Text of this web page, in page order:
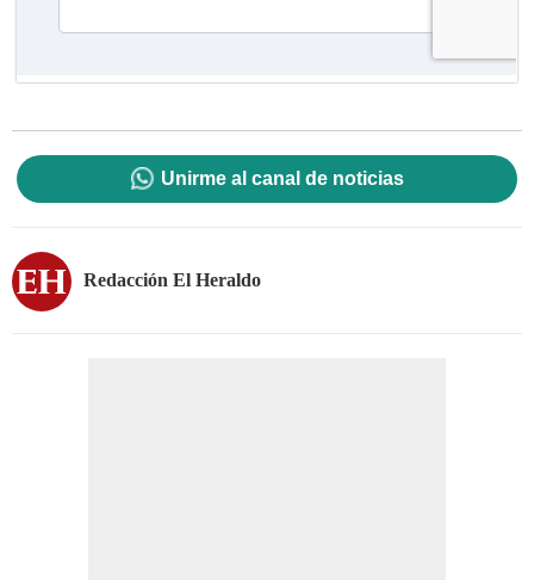
Unirme al canal de noticias
Redacción El Heraldo